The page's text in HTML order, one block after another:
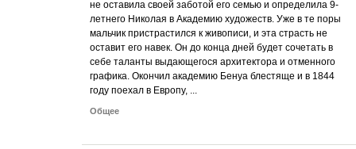
не оставила своей заботой его семью и определила 9-
летнего Николая в Академию художеств. Уже в те поры
мальчик пристрастился к живописи, и эта страсть не
оставит его навек. Он до конца дней будет сочетать в
себе таланты выдающегося архитектора и отменного
графика. Окончил академию Бенуа блестяще и в 1844
году поехал в Европу, ...
Общее